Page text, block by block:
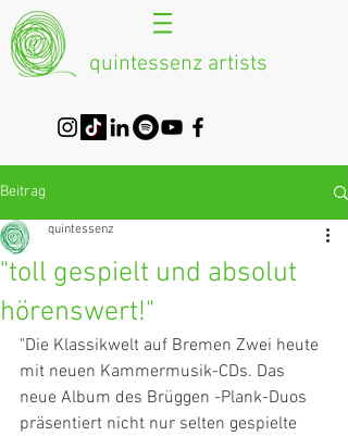
quintessenz artists
Beitrag
"toll gespielt und absolut
hörenswert!"
quintessenz
"Die Klassikwelt auf Bremen Zwei heute
mit neuen Kammermusik-CDs. Das
neue Album des Brüggen -Plank-Duos
präsentiert nicht nur selten gespielte